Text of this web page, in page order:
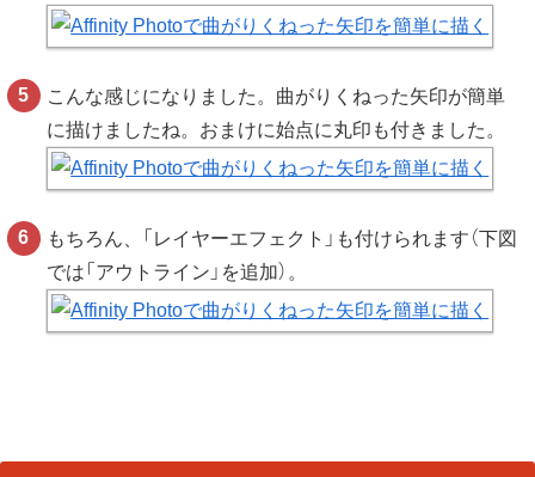
こんな感じになりました。曲がりくねった矢印が簡単
に描けましたね。おまけに始点に丸印も付きました。
もちろん、「レイヤーエフェクト」も付けられます（下図
では「アウトライン」を追加）。